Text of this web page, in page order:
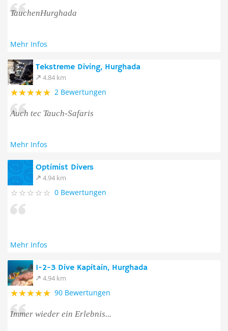
TauchenHurghada
Mehr Infos
Tekstreme Diving, Hurghada
4.84 km
2 Bewertungen
Auch tec Tauch-Safaris
Mehr Infos
Optimist Divers
4.94 km
0 Bewertungen
Mehr Infos
1-2-3 Dive Kapitain, Hurghada
4.94 km
90 Bewertungen
Immer wieder ein Erlebnis...